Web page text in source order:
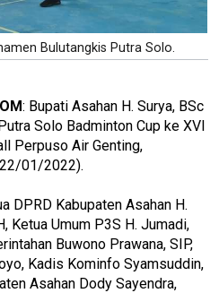
Bulutangkis Putra Solo.
: Bupati Asahan H. Surya, BSc
Solo Badminton Cup ke XVI
Perpuso Air Genting,
01/2022).
DPRD Kabupaten Asahan H.
Ketua Umum P3S H. Jumadi,
Buwono Prawana, SIP,
Kadis Kominfo Syamsuddin,
Asahan Dody Sayendra,